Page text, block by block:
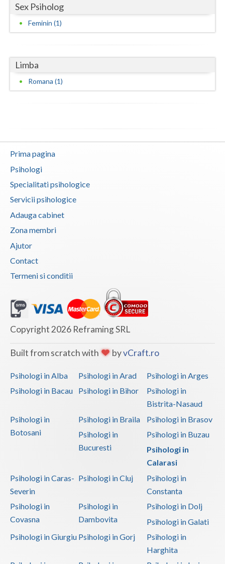
Sex Psiholog
Feminin (1)
Limba
Romana (1)
Prima pagina
Psihologi
Specialitati psihologice
Servicii psihologice
Adauga cabinet
Zona membri
Ajutor
Contact
Termeni si conditii
Copyright 2026 Reframing SRL
Built from scratch with byvCraft.ro
Psihologi in Alba Psihologi in Arad
Psihologi in Arges
Psihologi in Bacau
Psihologi in Bihor
Psihologi in
Bistrita-Nasaud
Psihologi in
Botosani
Psihologi in Braila
Psihologi in Brasov
Psihologi in
Bucuresti
Psihologi in Buzau
Psihologi in
Calarasi
Psihologi in Caras-
Severin
Psihologi in Cluj
Psihologi in
Constanta
Psihologi in
Covasna
Psihologi in
Dambovita
Psihologi in Dolj
Psihologi in Galati
Psihologi in Giurgiu Psihologi in Gorj
Psihologi in
Harghita